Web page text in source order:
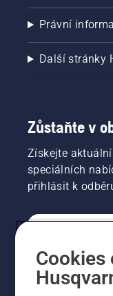
Právní
Další stránky
Zůstaňte v
Získejte
speciálních
přihlásit k
Cookies